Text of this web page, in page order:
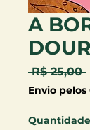
A
R$ 25,00
Envio pelos
Quantidade